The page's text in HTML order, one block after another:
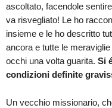
ascoltato, facendole
va risvegliato! Le ho
insieme e le ho descritto
ancora e tutte le
occhi una volta guarita. Si
condizioni definite
Un vecchio missionario,